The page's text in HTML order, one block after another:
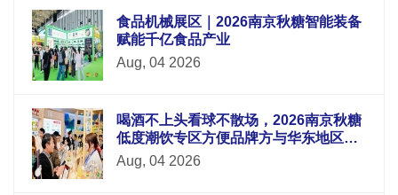
食品机械展区｜2026南京秋糖智能装备
赋能千亿食品产业
Aug, 04 2026
喝酒不上头看球不散场，2026南京秋糖
低度潮饮专区方便品牌方与华东地区酒
吧连锁便利店电商平台采购商面对面洽
Aug, 04 2026